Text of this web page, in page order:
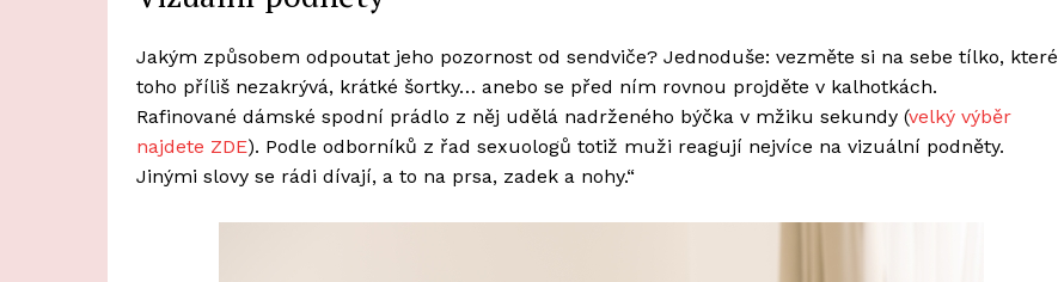
Jakým způsobem odpoutat jeho pozornost od sendviče? Jednoduše: vezměte si na sebe tílko, které
toho příliš nezakrývá, krátké šortky… anebo se před ním rovnou projděte v kalhotkách.
Rafinované dámské spodní prádlo z něj udělá nadrženého býčka v mžiku sekundy (velký výběr
najdete ZDE). Podle odborníků z řad sexuologů totiž muži reagují nejvíce na vizuální podněty.
Jinými slovy se rádi dívají, a to na prsa, zadek a nohy.“